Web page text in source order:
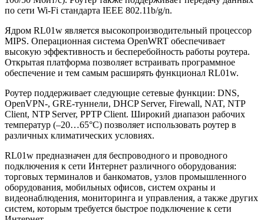
по сети Wi-Fi стандарта IEEE 802.11b/g/n.
Ядром RL01w является высокопроизводительный процессор
MIPS. Операционная система OpenWRT обеспечивает
высокую эффективность и бесперебойность работы роутера.
Открытая платформа позволяет встраивать программное
обеспечение и тем самым расширять функционал RL01w.
Роутер поддерживает следующие сетевые функции: DNS,
OpenVPN-, GRE-туннели, DHCP Server, Firewall, NAT, NTP
Client, NTP Server, PPTP Client. Широкий диапазон рабочих
температур (–20…65°C) позволяет использовать роутер в
различных климатических условиях.
RL01w предназначен для беспроводного и проводного
подключения к сети Интернет различного оборудования:
торговых терминалов и банкоматов, узлов промышленного
оборудования, мобильных офисов, систем охраны и
видеонаблюдения, мониторинга и управления, а также других
систем, которым требуется быстрое подключение к сети